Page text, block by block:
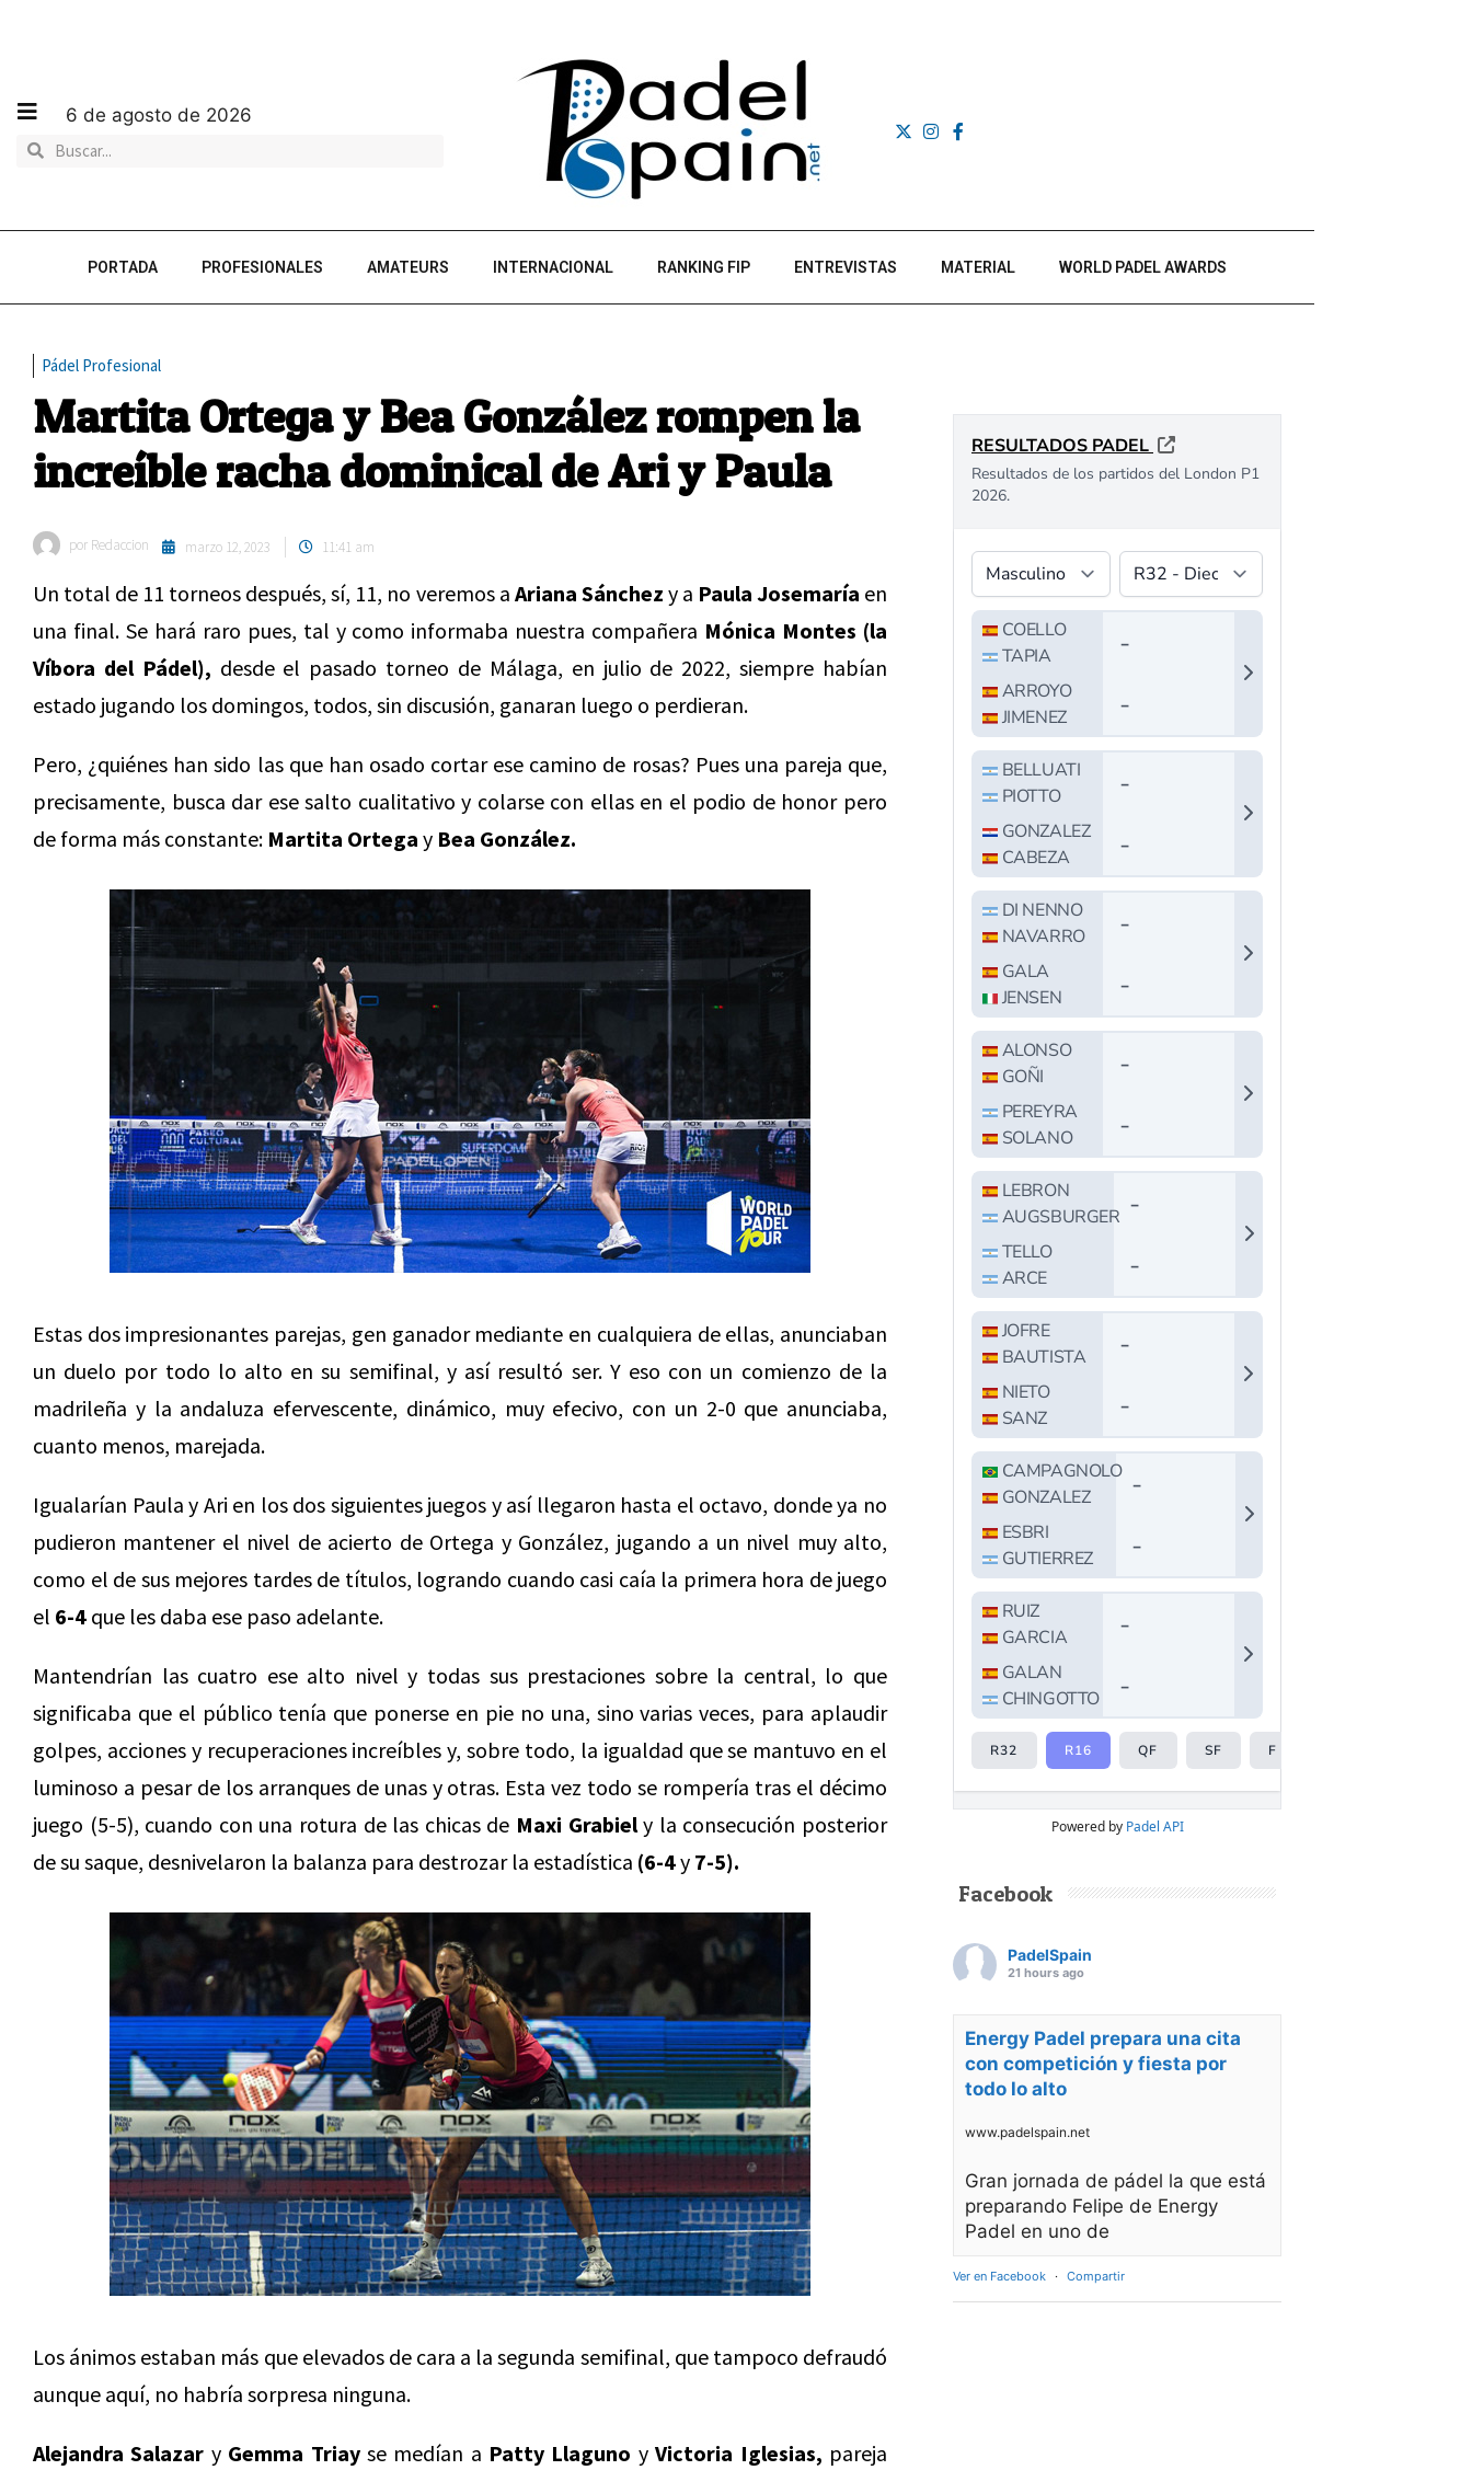
6 de agosto de 2026
PORTADA PROFESIONALES AMATEURS INTERNACIONAL RANKING FIP ENTREVISTAS MATERIAL WORLD PADEL AWARDS
Pádel Profesional
Martita Ortega y Bea González rompen la
increíble racha dominical de Ari y Paula
por Redaccion marzo 12, 2023 11:41 am
Un total de 11 torneos después, sí, 11, no veremos a Ariana Sánchez y a Paula Josemaría en
una final. Se hará raro pues, tal y como informaba nuestra compañera Mónica Montes (la
Víbora del Pádel), desde el pasado torneo de Málaga, en julio de 2022, siempre habían
estado jugando los domingos, todos, sin discusión, ganaran luego o perdieran.
Pero, ¿quiénes han sido las que han osado cortar ese camino de rosas? Pues una pareja que,
precisamente, busca dar ese salto cualitativo y colarse con ellas en el podio de honor pero
de forma más constante: Martita Ortega y Bea González.
Estas dos impresionantes parejas, gen ganador mediante en cualquiera de ellas, anunciaban
un duelo por todo lo alto en su semifinal, y así resultó ser. Y eso con un comienzo de la
madrileña y la andaluza efervescente, dinámico, muy efecivo, con un 2-0 que anunciaba,
cuanto menos, marejada.
Igualarían Paula y Ari en los dos siguientes juegos y así llegaron hasta el octavo, donde ya no
pudieron mantener el nivel de acierto de Ortega y González, jugando a un nivel muy alto,
como el de sus mejores tardes de títulos, logrando cuando casi caía la primera hora de juego
el 6-4 que les daba ese paso adelante.
Mantendrían las cuatro ese alto nivel y todas sus prestaciones sobre la central, lo que
significaba que el público tenía que ponerse en pie no una, sino varias veces, para aplaudir
golpes, acciones y recuperaciones increíbles y, sobre todo, la igualdad que se mantuvo en el
luminoso a pesar de los arranques de unas y otras. Esta vez todo se rompería tras el décimo
juego (5-5), cuando con una rotura de las chicas de Maxi Grabiely la consecución posterior
de su saque, desnivelaron la balanza para destrozar la estadística (6-4y 7-5).
Los ánimos estaban más que elevados de cara a la segunda semifinal, que tampoco defraudó
aunque aquí, no habría sorpresa ninguna.
Alejandra Salazar y Gemma Triayse medían a Patty Llaguno yVictoria Iglesias, pareja
Powered by Padel API
Facebook
PadelSpain
21 hours ago
Energy Padel prepara una cita
con competición y fiesta por
todo lo alto
www.padelspain.net
Gran jornada de pádel la que está
preparando Felipe de Energy
Padel en uno de
Ver en Facebook · Compartir